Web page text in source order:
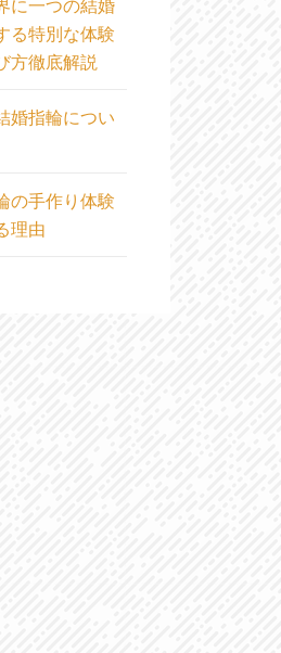
に一つの結婚
る特別な体験
方徹底解説
婚指輪につい
の手作り体験
理由